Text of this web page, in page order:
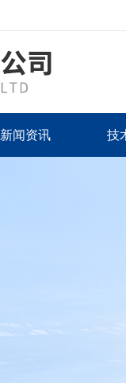
新闻资讯 技